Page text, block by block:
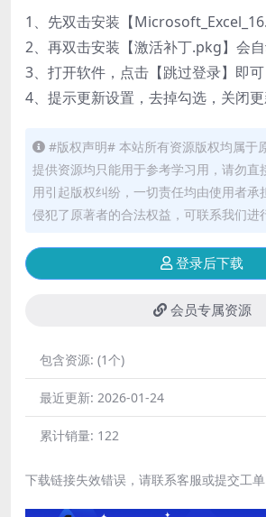
1、先双击安装【
2、再双击安装【激活补丁.pkg】会自
3、打开软件，点击【跳过登录】即可
4、提示更新设置，去掉勾选，关闭更
#版权声明# 本站所有资源版权均属于
提供资源均只能用于参考学习用，请勿直
用引起版权纠纷，一切责任均由使用者承
侵犯了原著者的合法权益，可联系我们进
登录后下载
会员专属资源
包含资源: (1个)
最近更新: 2026-01-24
累计销量: 122
下载链接失效错误，请联系客服或提交工单